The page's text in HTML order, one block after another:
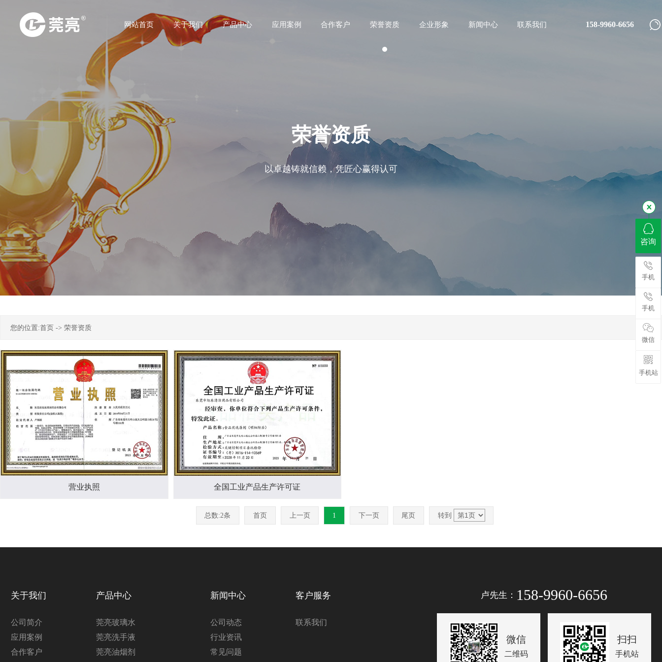
网站首页 关于我们 产品中心 应用案例 合作客户 荣誉资质 企业形象 新闻中心 联系我们 158-9960-6656
荣誉资质
以卓越铸就信赖，凭匠心赢得认可
您的位置:首页 -> 荣誉资质
营业执照 全国工业产品生产许可证
总数:2条 首页 上一页 1 下一页 尾页 转到
关于我们
公司简介
应用案例
合作客户
产品中心
莞亮玻璃水
莞亮洗手液
莞亮油烟剂
新闻中心
公司动态
行业资讯
常见问题
客户服务
联系我们
卢先生： 158-9960-6656
微信
二维码
扫扫
手机站
咨询
手机
手机
微信
手机站